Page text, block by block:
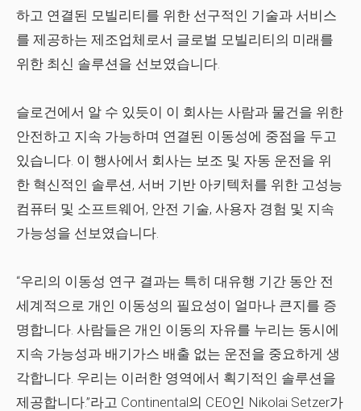
하고 연결된 모빌리티를 위한 선구적인 기술과 서비스
를 제공하는 제조업체로서 글로벌 모빌리티의 미래를
위한 최신 솔루션을 선보였습니다.
슬로건에서 알 수 있듯이 이 회사는 사람과 물건을 위한
안전하고 지속 가능하며 연결된 이동성에 중점을 두고
있습니다. 이 행사에서 회사는 보조 및 자동 운전을 위
한 혁신적인 솔루션, 서버 기반 아키텍처를 위한 고성능
컴퓨터 및 소프트웨어, 안전 기술, 사용자 경험 및 지속
가능성을 선보였습니다.
“우리의 이동성 연구 결과는 특히 대유행 기간 동안 전
세계적으로 개인 이동성의 필요성이 얼마나 큰지를 증
명합니다. 사람들은 개인 이동의 자유를 누리는 동시에
지속 가능성과 배기가스 배출 없는 운전을 중요하게 생
각합니다. 우리는 이러한 영역에서 획기적인 솔루션을
제공합니다.”라고 Continental의 CEO인 Nikolai Setzer가